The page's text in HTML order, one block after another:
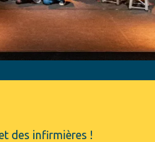
des infirmières !